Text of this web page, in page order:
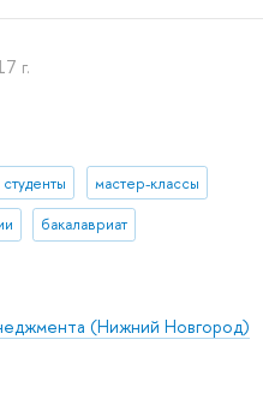
г.
студенты мастер-классы
бакалавриат
(Нижний Новгород)